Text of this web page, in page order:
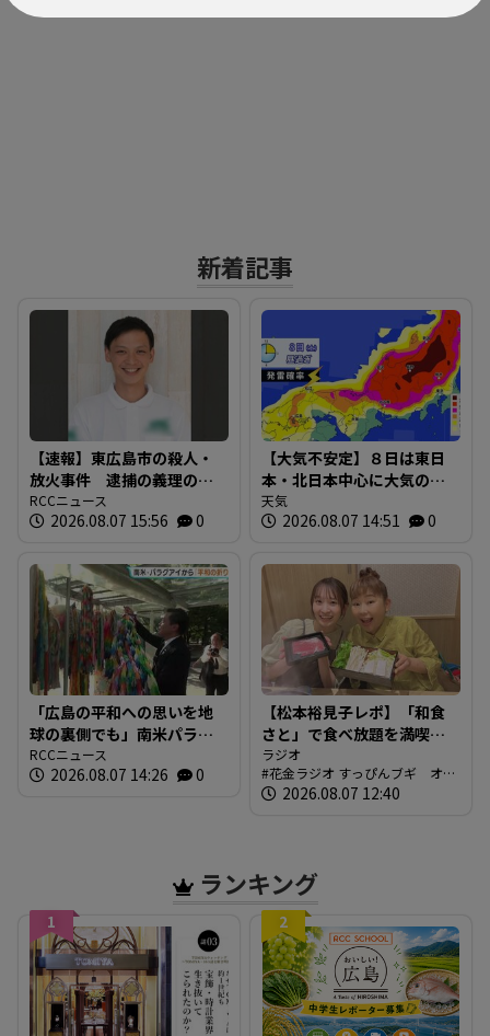
新着記事
【速報】東広島市の殺人・
放火事件 逮捕の義理のお
いの男(29)を殺人や殺人未遂
容疑については不起訴 一
広島地検
RCCニュース
2026.08.07 15:56 0
【大気不安定】８日は東日
本・北日本中心に大気の状
態が不安定 局地的にわか
雨・雷雨の可能性 落雷や
天気
2026.08.07 14:51 0
「広島の平和への思いを地
球の裏側でも」南米パラグ
アイから届いた折り鶴 在
日パラグアイ大使が奉納
RCCニュース
2026.08.07 14:26 0
【松本裕見子レポ】「和食
さと」で食べ放題を満喫！
「さとしゃぶ」を体験！！
（RCCラジオ「花金ラジオ
すっぴんブギ」企画）
ラジオ
花金ラジオ すっぴんブギ オン
エア情報
2026.08.07 12:40
ランキング
1 2